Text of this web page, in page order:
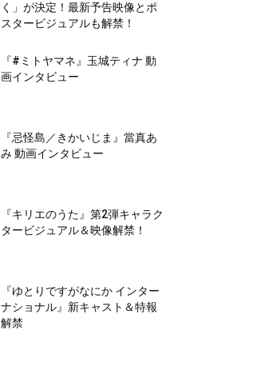
く」が決定！最新予告映像とポ
スタービジュアルも解禁！
『#ミトヤマネ』玉城ティナ 動
画インタビュー
『忌怪島／きかいじま』當真あ
み 動画インタビュー
『キリエのうた』第2弾キャラク
タービジュアル＆映像解禁！
『ゆとりですがなにか インター
ナショナル』新キャスト＆特報
解禁